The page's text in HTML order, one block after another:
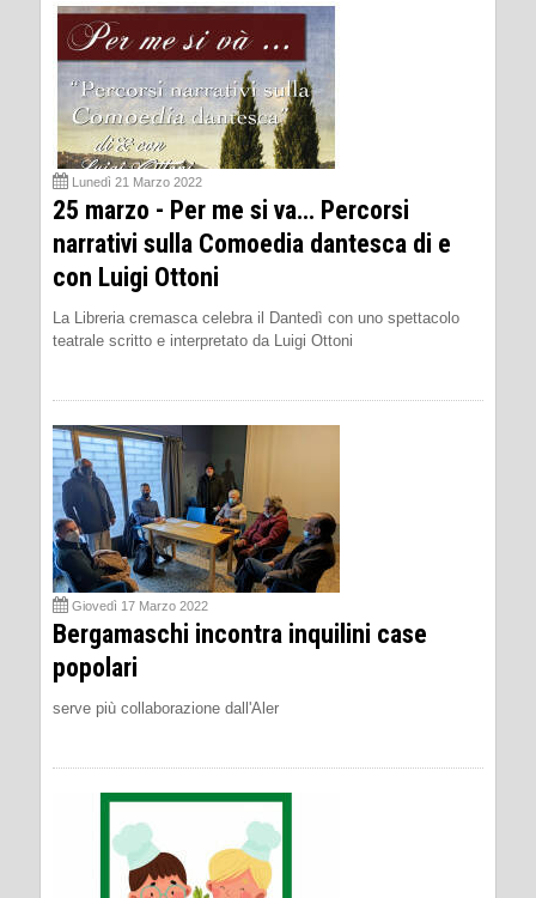
Lunedì 21 Marzo 2022
25 marzo - Per me si va… Percorsi
narrativi sulla Comoedia dantesca di e
con Luigi Ottoni
La Libreria cremasca celebra il Dantedì con uno spettacolo
teatrale scritto e interpretato da Luigi Ottoni
Giovedì 17 Marzo 2022
Bergamaschi incontra inquilini case
popolari
serve più collaborazione dall'Aler